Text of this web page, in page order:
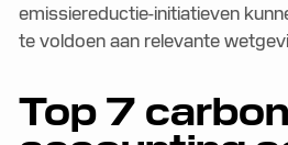
emissiereductie-initiatieven
te voldoen aan relevante
Top 7 carbon